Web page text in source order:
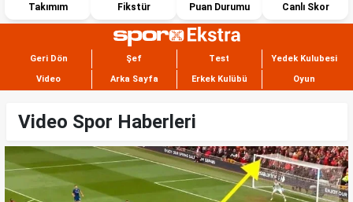
Takımım Fikstür Puan Durumu Canlı Skor
Geri Dön Şef Test
Yedek Kulubesi
Video
Arka Sayfa Erkek Kulübü Oyun
Video Spor Haberleri